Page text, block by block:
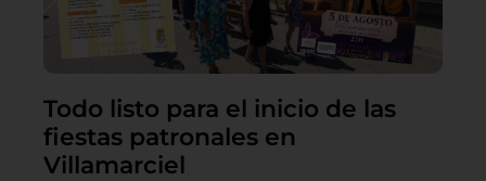
Todo listo para el inicio de las
fiestas patronales en
Villamarciel